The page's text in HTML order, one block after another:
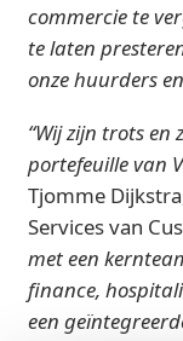
commercie te
te laten
onze huurders
“Wij zijn trots en
portefeuille van
Tjomme
Services van
met een
finance,
een